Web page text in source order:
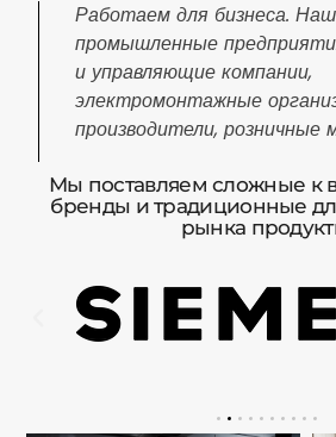
Работаем для бизнеса.
промышленные
и управляющие компании,
электромонтажные
производители, розничные
Мы поставляем сложные к
бренды и традиционные
рынка